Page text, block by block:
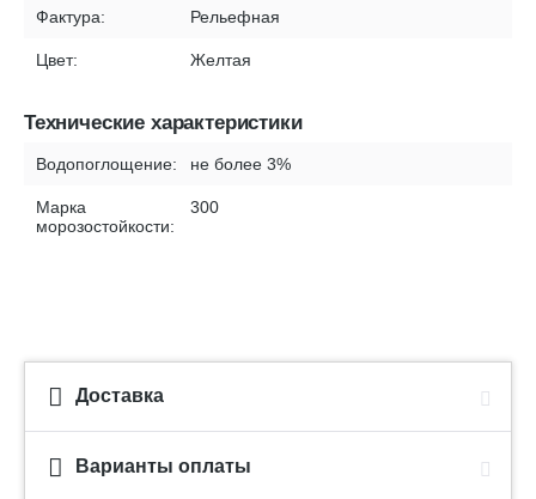
Фактура: Рельефная
Цвет: Желтая
Технические характеристики
Водопоглощение: не более 3%
Марка
морозостойкости:
300
Доставка
Варианты оплаты